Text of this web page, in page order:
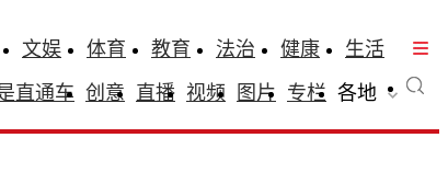
文娱 体育 教育 法治 健康
生活
直通车 创意 直播 视频 图片 专栏 各地